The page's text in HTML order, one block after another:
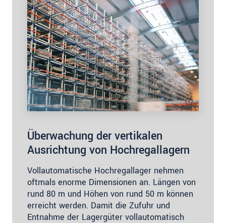
Überwachung der vertikalen
Ausrichtung von Hochregallagern
Vollautomatische Hochregallager nehmen
oftmals enorme Dimensionen an. Längen von
rund 80 m und Höhen von rund 50 m können
erreicht werden. Damit die Zufuhr und
Entnahme der Lagergüter vollautomatisch